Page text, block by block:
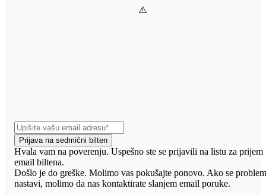
Prijava na sedmični bilten
Hvala vam na poverenju. Uspešno ste se prijavili na listu za prijem
email biltena.
Došlo je do greške. Molimo vas pokušajte ponovo. Ako se
nastavi, molimo da nas kontaktirate slanjem email poruke.